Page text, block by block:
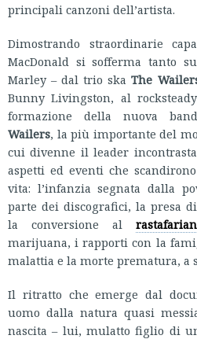
principali canzoni dell’artista.
Dimostrando straordinarie
MacDonald si sofferma tanto
Marley – dal trio skaThe
Bunny Livingston, al
formazione della nuova
Wailers, la più importante del
cui divenne il leader
aspetti ed eventi che
vita: l’infanzia segnata dalla
parte dei discografici, la presa
la conversione al
marijuana, i rapporti con la
malattia e la morte prematura, a
Il ritratto che emerge dal
uomo dalla natura quasi
nascita – lui, mulatto figlio di